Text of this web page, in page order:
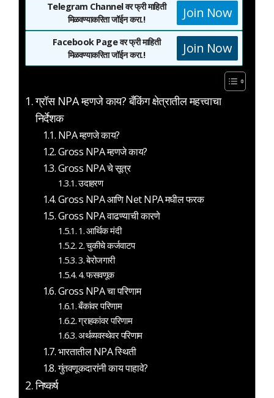
Telegram Channel वर फ्री माहिती
मिळवण्याकरिता जॉईन करा.!
Join Now
Facebook Page वर फ्री माहिती
मिळवण्याकरिता जॉईन करा.!
Join Now
ग्रॉस NPA म्हणजे काय? बँकिंग क्षेत्रातील महत्त्वाचा
निर्देशक
NPA म्हणजे काय?
Gross NPA म्हणजे काय?
Gross NPA चे सूत्र
उदाहरण
Gross NPA आणि Net NPA मधील फरक
Gross NPA वाढण्याची कारणे
1. आर्थिक मंदी
2. चुकीचे कर्जवाटप
3. बेरोजगारी
4. फसवणूक
Gross NPA चा परिणाम
बँकांवर परिणाम
ग्राहकांवर परिणाम
अर्थव्यवस्थेवर परिणाम
भारतातील NPA स्थिती
गुंतवणूकदारांनी काय पाहावे?
निष्कर्ष